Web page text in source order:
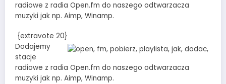
radiowe z radia Open.fm do naszego odtwarzacza
muzyki jak np. Aimp, Winamp.
{extravote 20}
Dodajemy
stacje
radiowe z radia Open.fm do naszego odtwarzacza
muzyki jak np. Aimp, Winamp.